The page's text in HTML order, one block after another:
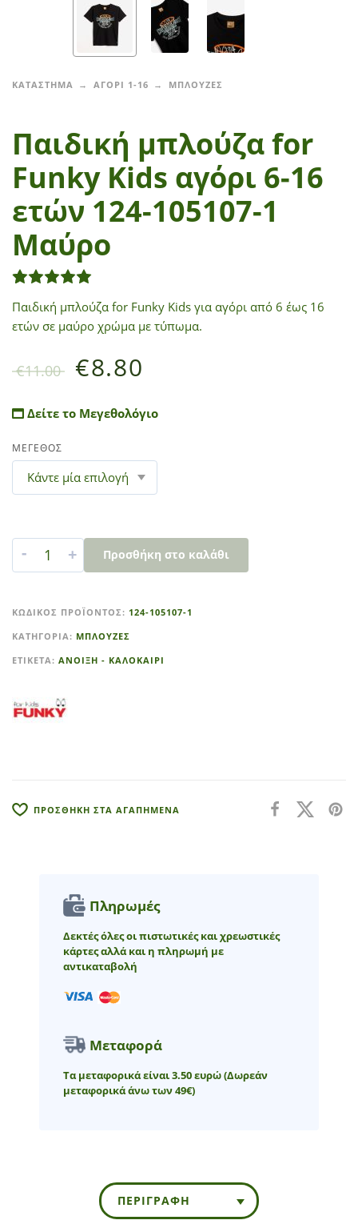
ΚΑΤΑΣΤΗΜΑ ΑΓΟΡΙ 1-16 ΜΠΛΟΥΖΕΣ
Παιδική μπλούζα for
Funky Kids αγόρι 6-16
ετών 124-105107-1
Μαύρο
1
Παιδική μπλούζα for Funky Kids για αγόρι από 6 έως 16
ετών σε μαύρο χρώμα με τύπωμα.
€11.00 €8.80
Δείτε το Μεγεθολόγιο
ΜΕΓΕΘΟΣ
- + Προσθήκη στο καλάθι
t
e
r
t
ΚΩΔΙΚΌΣ ΠΡΟΪΌΝΤΟΣ: 124-105107-1
ΚΑΤΗΓΟΡΊΑ: ΜΠΛΟΥΖΕΣ
ΕΤΙΚΈΤΑ: ΑΝΟΙΞΗ - ΚΑΛΟΚΑΙΡΙ
ΠΡΟΣΘΗΚΗ ΣΤΑ ΑΓΑΠΗΜΕΝΑ
Πληρωμές
Δεκτές όλες οι πιστωτικές και χρεωστικές
κάρτες αλλά και η πληρωμή με
αντικαταβολή
Μεταφορά
Τα μεταφορικά είναι 3.50 ευρώ(Δωρεάν
μεταφορικά άνω των 49€)
ΠΕΡΙΓΡΑΦΉ